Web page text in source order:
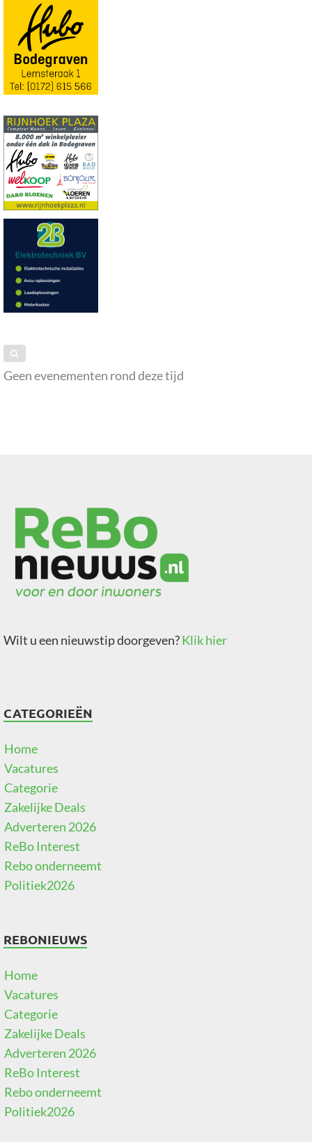
Geen evenementen rond deze tijd
Wilt u een nieuwstip doorgeven?Klik hier
CATEGORIEËN
Home
Vacatures
Categorie
Zakelijke Deals
Adverteren 2026
ReBo Interest
Rebo onderneemt
Politiek2026
REBONIEUWS
Home
Vacatures
Categorie
Zakelijke Deals
Adverteren 2026
ReBo Interest
Rebo onderneemt
Politiek2026